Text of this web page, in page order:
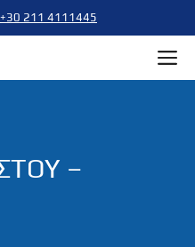
+30 211 4111445
–